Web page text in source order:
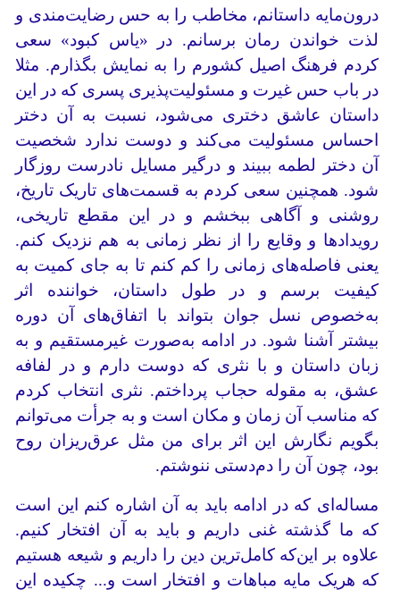
درون‌مایه داستانم، مخاطب را به حس رضایت‌مندی و
لذت خواندن رمان برسانم. در «یاس کبود» سعی
کردم فرهنگ اصیل کشورم را به نمایش بگذارم. مثلا
در باب حس غیرت و مسئولیت‌پذیری پسری که در این
داستان عاشق دختری می‌شود، نسبت به آن دختر
احساس مسئولیت می‌کند و دوست ندارد شخصیت
آن دختر لطمه ببیند و درگیر مسایل نادرست روزگار
شود. همچنین سعی کردم به قسمت‌های تاریک تاریخ،
روشنی و آگاهی ببخشم و در این مقطع تاریخی،
رویدادها و وقایع را از نظر زمانی به هم نزدیک کنم.
یعنی فاصله‌های زمانی را کم کنم تا به جای کمیت به
کیفیت برسم و در طول داستان، خواننده اثر
به‌خصوص نسل جوان بتواند با اتفاق‌های آن دوره
بیشتر آشنا شود. در ادامه به‌صورت غیرمستقیم و به
زبان داستان و با نثری که دوست دارم و در لفافه
عشق، به مقوله حجاب پرداختم. نثری انتخاب کردم
که مناسب آن زمان و مکان است و به جرأت می‌توانم
بگویم نگارش این اثر برای من مثل عرق‌ریزان روح
بود، چون آن را دم‌دستی ننوشتم.
مساله‌ای که در ادامه باید به آن اشاره کنم این است
که ما گذشته غنی‌‌ داریم و باید به آن افتخار کنیم.
علاوه بر این‌که کامل‌ترین دین را داریم و شیعه هستیم
که هریک مایه مباهات و افتخار است و... چکیده این